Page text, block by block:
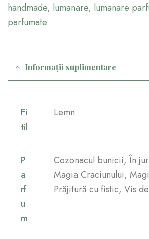
handmade, lumanare, lumanare
parfumate
Informații suplimentare
Fi
til
Lemn
P
a
rf
u
m
Cozonacul bunicii, În
Magia Craciunului,
Prăjitură cu fistic, Vis